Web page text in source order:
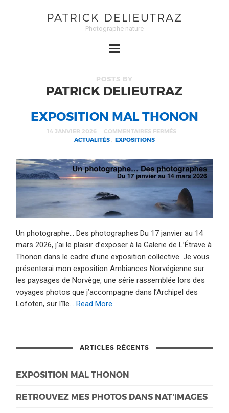
PATRICK DELIEUTRAZ
Photographe nature
POSTS BY
PATRICK DELIEUTRAZ
EXPOSITION MAL THONON
14 JANVIER 2026
COMMENTAIRES FERMÉS
ACTUALITÉS , EXPOSITIONS
Un photographe… Des photographes Du 17 janvier au 14
mars 2026, j’ai le plaisir d’exposer à la Galerie de L’Étrave à
Thonon dans le cadre d’une exposition collective. Je vous
présenterai mon exposition Ambiances Norvégienne sur
les paysages de Norvège, une série rassemblée lors des
voyages photos que j’accompagne dans l’Archipel des
Lofoten, sur l’île…Read More
ARTICLES RÉCENTS
EXPOSITION MAL THONON
RETROUVEZ MES PHOTOS DANS NAT’IMAGES